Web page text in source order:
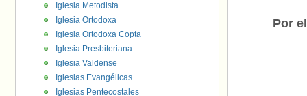
Por
Iglesia Metodista
Iglesia Ortodoxa
Iglesia Ortodoxa Copta
Iglesia Presbiteriana
Iglesia Valdense
Iglesias Evangélicas
Iglesias Pentecostales